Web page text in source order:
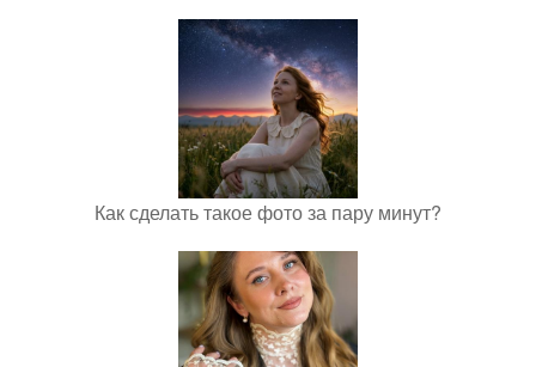
Как сделать такое фото за пару минут?